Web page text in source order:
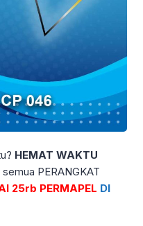
HEMAT WAKTU
PERANGKAT
25rb PERMAPEL DI